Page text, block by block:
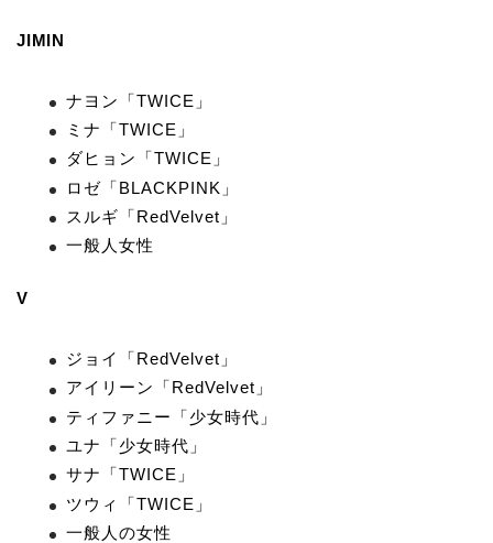
JIMIN
ナヨン「TWICE」
ミナ「TWICE」
ダヒョン「TWICE」
ロゼ「BLACKPINK」
スルギ「RedVelvet」
一般人女性
V
ジョイ「RedVelvet」
アイリーン「RedVelvet」
ティファニー「少女時代」
ユナ「少女時代」
サナ「TWICE」
ツウィ「TWICE」
一般人の女性